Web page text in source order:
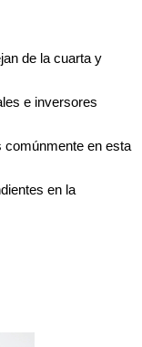
de la cuarta y
e inversores
comúnmente en esta
en la